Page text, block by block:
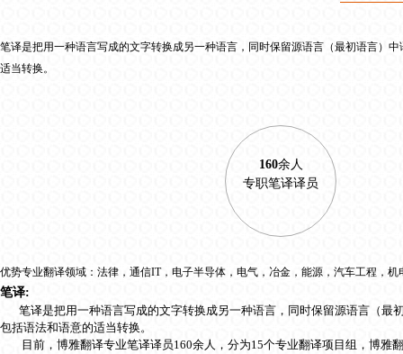
笔译是把用一种语言写成的文字转换成另一种语言，同时保留源语言（最初语言）
适当转换。
160余人
专职笔译译员
优势专业翻译领域：法律，通信IT，电子半导体，电气，冶金，能源，汽车工程，
笔译:
笔译是把用一种语言写成的文字转换成另一种语言，同时保留源语言（最
包括语法和语意的适当转换。
目前，博雅翻译专业笔译译员160余人，分为15个专业翻译项目组，博雅